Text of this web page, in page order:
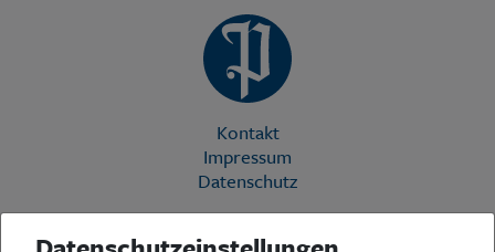
Kontakt
Impressum
Datenschutz